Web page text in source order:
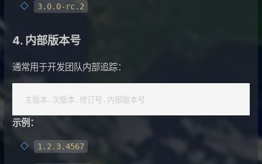
3.0.0-rc.2
4. 内部版本号
通常用于开发团队内部追踪：
示例：
1.2.3.4567